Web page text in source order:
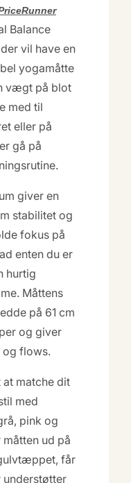
Balance
vil have en
yogamåtte
vægt på blot
med til
eller på
gå på
giver en
stabilitet og
fokus på
enten du er
hurtig
Måttens
på 61 cm
og giver
flows.
at matche dit
med
pink og
ud på
får
understøtter